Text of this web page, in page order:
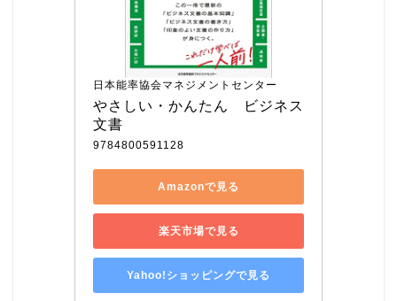
日本能率協会マネジメントセンター
やさしい・かんたん　ビジネス
文書
9784800591128
Amazonで見る
楽天市場で見る
Yahoo!ショッピングで見る